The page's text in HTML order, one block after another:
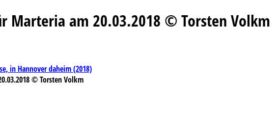
Marteria am 20.03.2018 © Torsten Volkm
in Hannover daheim (2018)
© Torsten Volkm